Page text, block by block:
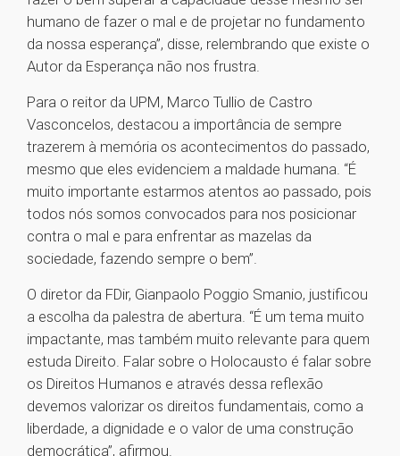
humano de fazer o mal e de projetar no fundamento
da nossa esperança”, disse, relembrando que existe o
Autor da Esperança não nos frustra.
Para o reitor da UPM, Marco Tullio de Castro
Vasconcelos, destacou a importância de sempre
trazerem à memória os acontecimentos do passado,
mesmo que eles evidenciem a maldade humana. “É
muito importante estarmos atentos ao passado, pois
todos nós somos convocados para nos posicionar
contra o mal e para enfrentar as mazelas da
sociedade, fazendo sempre o bem”.
O diretor da FDir, Gianpaolo Poggio Smanio, justificou
a escolha da palestra de abertura. “É um tema muito
impactante, mas também muito relevante para quem
estuda Direito. Falar sobre o Holocausto é falar sobre
os Direitos Humanos e através dessa reflexão
devemos valorizar os direitos fundamentais, como a
liberdade, a dignidade e o valor de uma construção
democrática”, afirmou.